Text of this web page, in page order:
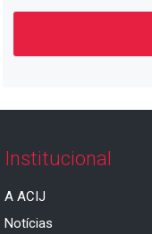
Institucional
A ACIJ
Notícias